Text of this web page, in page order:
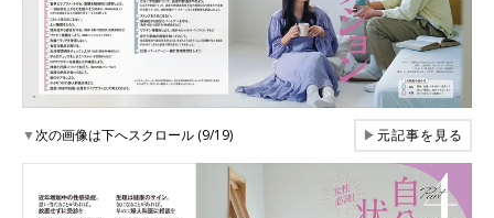
▼次の画像は下へスクロール (9/19) ▶元記事を見る